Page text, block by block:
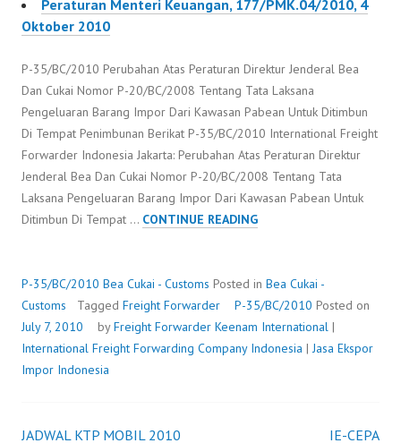
Peraturan Menteri Keuangan, 177/PMK.04/2010, 4
Oktober 2010
P-35/BC/2010 Perubahan Atas Peraturan Direktur Jenderal Bea
Dan Cukai Nomor P-20/BC/2008 Tentang Tata Laksana
Pengeluaran Barang Impor Dari Kawasan Pabean Untuk Ditimbun
Di Tempat Penimbunan Berikat P-35/BC/2010 International Freight
Forwarder Indonesia Jakarta: Perubahan Atas Peraturan Direktur
Jenderal Bea Dan Cukai Nomor P-20/BC/2008 Tentang Tata
Laksana Pengeluaran Barang Impor Dari Kawasan Pabean Untuk
Ditimbun Di Tempat … CONTINUE READINGP-
P-35/BC/2010 Bea Cukai - Customs Posted in Bea Cukai -
Customs
Tagged Freight Forwarder P-35/BC/2010 Posted on
July 7, 2010
byFreight Forwarder Keenam International |
International Freight Forwarding Company Indonesia |Jasa Ekspor
Impor Indonesia
JADWAL KTP MOBIL 2010 IE-CEPA